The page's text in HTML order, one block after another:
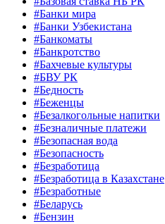
#Банки мира
#Банки Узбекистана
#Банкоматы
#Банкротство
#Бахчевые культуры
#БВУ РК
#Бедность
#Беженцы
#Безалкогольные напитки
#Безналичные платежи
#Безопасная вода
#Безопасность
#Безработица
#Безработица в Казахстане
#Безработные
#Беларусь
#Бензин